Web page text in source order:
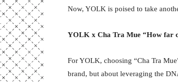
Now, YOLK is poised to take
YOLK x Cha Tra Mue “How far
For YOLK, choosing “Cha Tra
brand, but about leveraging the